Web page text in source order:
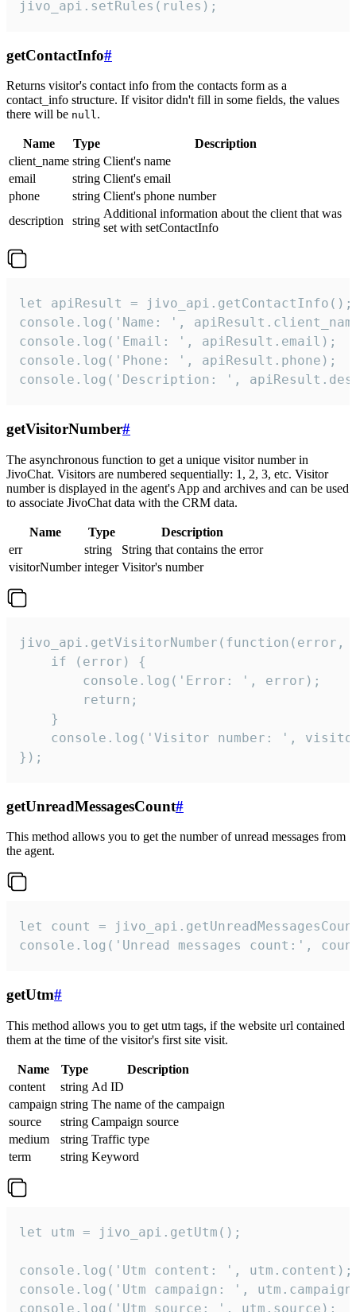
jivo_api.setRules(rules);
getContactInfo#
Returns visitor's contact info from the contacts form as a
contact_info structure. If visitor didn't fill in some fields, the values
there will be null.
Name Type
Description
client_name string Client's name
email
string Client's email
phone
string Client's phone number
description
string
Additional information about the client that was
set with setContactInfo
let apiResult = jivo_api.getContactInfo();
console.log('Name: ',
console.log('Email: ', apiResult.email);
console.log('Phone: ', apiResult.phone);
console.log('Description: ',
getVisitorNumber#
The asynchronous function to get a unique visitor number in
JivoChat. Visitors are numbered sequentially: 1, 2, 3, etc. Visitor
number is displayed in the agent's App and archives and can be used
to associate JivoChat data with the CRM data.
Name Type
Description
err
string
String that contains the error
visitorNumber integer Visitor's number
jivo_api.getVisitorNumber(function(error,
    if (error) {
        console.log('Error: ', error);
        return;
    }
console.log('Visitor number: ',
});
getUnreadMessagesCount#
This method allows you to get the number of unread messages from
the agent.
let count =
console.log('Unread messages count:',
getUtm#
This method allows you to get utm tags, if the website url contained
them at the time of the visitor's first site visit.
Name Type
Description
content
string Ad ID
campaign string The name of the campaign
source
string Campaign source
medium
string Traffic type
term
string Keyword
let utm = jivo_api.getUtm();
console.log('Utm content: ', utm.content);
console.log('Utm campaign: ',
console.log('Utm source: ', utm.source);